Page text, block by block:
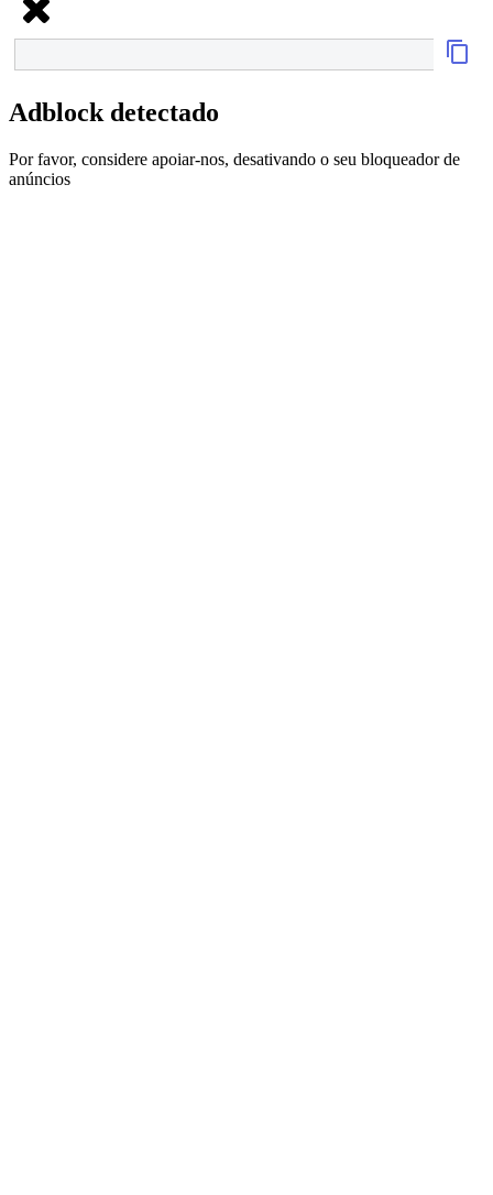
Adblock detectado
Por favor, considere apoiar-nos, desativando o seu bloqueador de
anúncios